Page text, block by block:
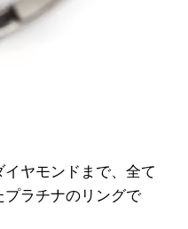
ヤモンドまで、全て
ラチナのリングで